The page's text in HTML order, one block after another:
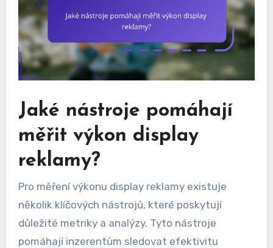
Jaké nástroje pomáhají
měřit výkon display
reklamy?
Pro měření výkonu display reklamy existuje
několik klíčových nástrojů, které poskytují
důležité metriky a analýzy. Tyto nástroje
pomáhají inzerentům sledovat efektivitu